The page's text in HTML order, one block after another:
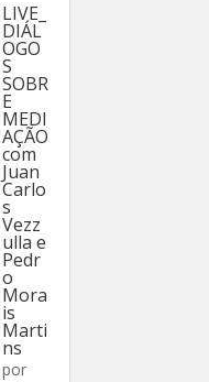
LIVE_
DIÁL
OGO
S
SOBR
E
MEDI
AÇÃO
com
Juan
Carlo
s
Vezz
ulla e
Pedr
o
Mora
is
Marti
ns
por